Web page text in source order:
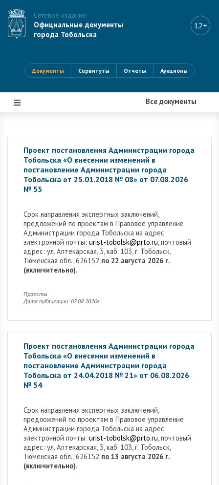
Сетевое издание:
Официальные документы
города Тобольска
12+
Документы Сервитуты Отчеты Аукционы
Все документы
|||
Проект постановления Администрации города
Тобольска «О внесении изменений в
постановление Администрации города
Тобольска от 25.01.2018 № 08» от 07.08.2026
№ 55
Cрок направления экспертных заключений,
предложений по проектам в Правовое управление
Администрации города Тобольска на адрес
электронной почты: urist-tobolsk@prto.ru, почтовый
адрес: ул. Аптекарская, 3, каб. 103, г. Тобольск,
Тюменская обл., 626152 по 22 августа 2026 г.
(включительно).
Проекты
Дата публикации: 07.08.2026г.
Проект постановления Администрации города
Тобольска «О внесении изменений в
постановление Администрации города
Тобольска от 24.04.2018 № 21» от 06.08.2026
№ 54
Cрок направления экспертных заключений,
предложений по проектам в Правовое управление
Администрации города Тобольска на адрес
электронной почты: urist-tobolsk@prto.ru, почтовый
адрес: ул. Аптекарская, 3, каб. 103, г. Тобольск,
Тюменская обл., 626152 по 13 августа 2026 г.
(включительно).